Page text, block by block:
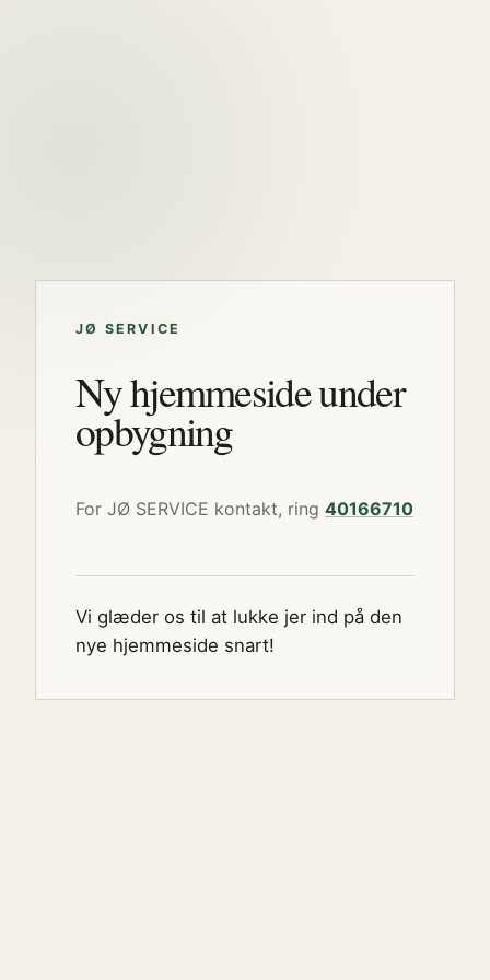
JØ SERVICE
Ny hjemmeside under
opbygning
For JØ SERVICE kontakt, ring 40166710
Vi glæder os til at lukke jer ind på den
nye hjemmeside snart!